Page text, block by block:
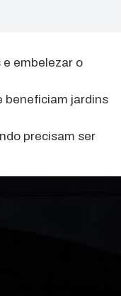
embelezar o
beneficiam jardins
precisam ser